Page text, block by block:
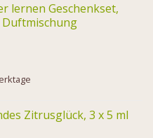
lernen Geschenkset,
Zitrusglück, 3 x 5 ml